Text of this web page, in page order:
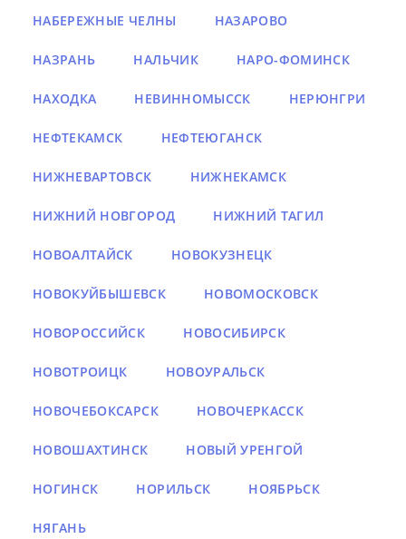
НАБЕРЕЖНЫЕ ЧЕЛНЫ НАЗАРОВО
НАЗРАНЬ НАЛЬЧИК НАРО-ФОМИНСК
НАХОДКА НЕВИННОМЫССК НЕРЮНГРИ
НЕФТЕКАМСК НЕФТЕЮГАНСК
НИЖНЕВАРТОВСК НИЖНЕКАМСК
НИЖНИЙ НОВГОРОД НИЖНИЙ ТАГИЛ
НОВОАЛТАЙСК НОВОКУЗНЕЦК
НОВОКУЙБЫШЕВСК НОВОМОСКОВСК
НОВОРОССИЙСК НОВОСИБИРСК
НОВОТРОИЦК НОВОУРАЛЬСК
НОВОЧЕБОКСАРСК НОВОЧЕРКАССК
НОВОШАХТИНСК НОВЫЙ УРЕНГОЙ
НОГИНСК НОРИЛЬСК НОЯБРЬСК
НЯГАНЬ